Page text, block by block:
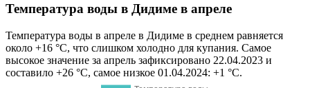
Температура воды в Дидиме в апреле
Температура воды в апреле в Дидиме в среднем равняется
около +16 °C, что слишком холодно для купания. Самое
высокое значение за апрель зафиксировано 22.04.2023 и
составило +26 °C, самое низкое 01.04.2024: +1 °C.